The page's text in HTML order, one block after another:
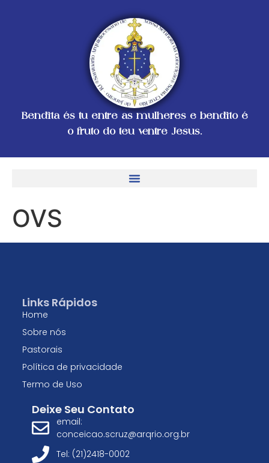
Bendita és tu entre as mulheres e bendito é
o fruto do teu ventre Jesus.
OVS
Links Rápidos
Home
Sobre nós
Pastorais
Política de privacidade
Termo de Uso
Deixe Seu Contato
email:
conceicao.scruz@arqrio.org.br
Tel: (21)2418-0002